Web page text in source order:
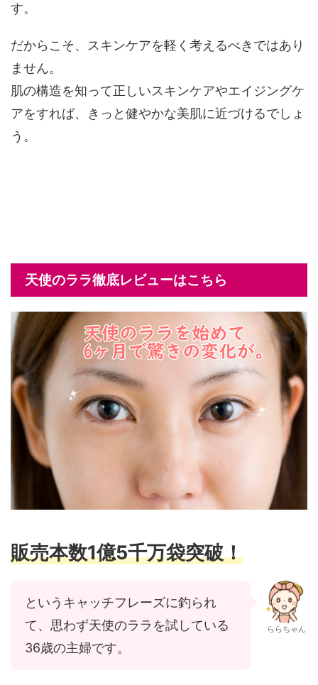
す。
だからこそ、スキンケアを軽く考えるべきではあり
ません。
肌の構造を知って正しいスキンケアやエイジングケ
アをすれば、きっと健やかな美肌に近づけるでしょ
う。
天使のララ徹底レビューはこちら
販売本数1億5千万袋突破！
というキャッチフレーズに釣られ
て、思わず天使のララを試している
36歳の主婦です。
ららちゃん